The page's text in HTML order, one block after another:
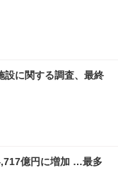
設に関する調査、最終
億円に増加 …最多